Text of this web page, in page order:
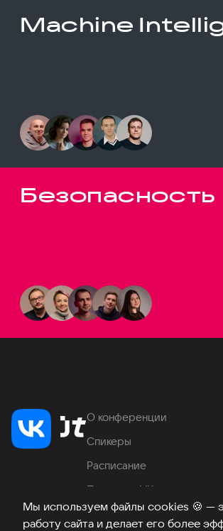
Мы используем файлы cookies 🍪 —
работу сайта и делает его более
Machine
Безопасность
О конференции
Спикеры
Расписание
Продукты VK
Место проведения